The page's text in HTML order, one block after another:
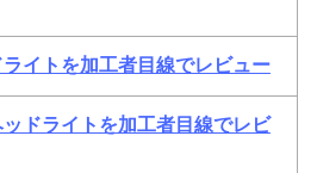
イトを加工者目線でレビュー
ドライトを加工者目線でレビ